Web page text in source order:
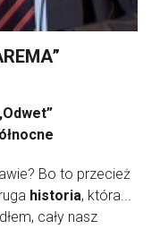
Bo to przecież
historia, która...
cały nasz